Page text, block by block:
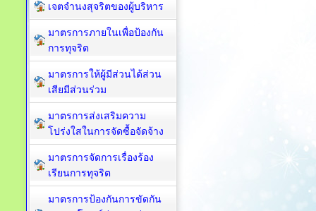
เจตจำนงสุจริตของผู้บริหาร
มาตรการภายในเพื่อป้องกัน
การทุจริต​
มาตรการให้ผู้มีส่วนได้ส่วน
เสียมีส่วนร่วม
มาตรการส่งเสริมความ
โปร่งใสในการจัดซื้อจัดจ้าง
มาตรการจัดการเรื่องร้อง
เรียนการทุจริต
มาตรการป้องกันการขัดกัน